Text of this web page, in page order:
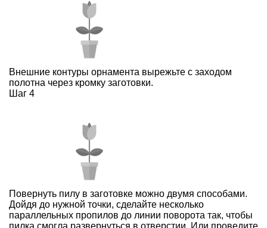
Внешние контуры орнамента вырежьте с заходом
полотна через кромку заготовки.
Шаг 4
Повернуть пилу в заготовке можно двумя способами.
Дойдя до нужной точки, сделайте несколько
параллельных пропилов до линии поворота так, чтобы